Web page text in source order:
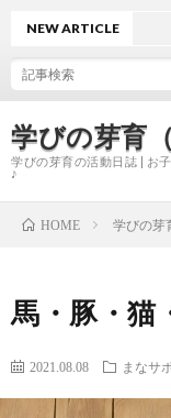
学びの芽育
学びの芽育の活動日誌 | お
♪
NEW ARTICLE
HOME 学びの芽
馬・豚・猫
2021.08.08 まなサ